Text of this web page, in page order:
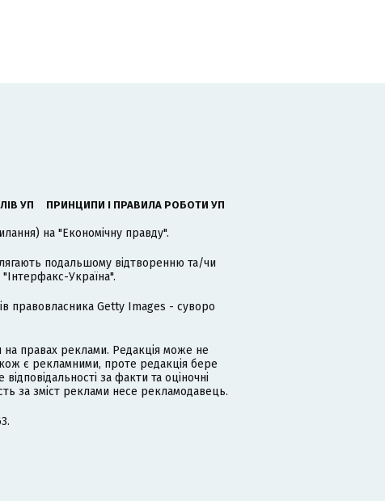
УП ПРИНЦИПИ І ПРАВИЛА РОБОТИ УП
на "Економічну правду".
подальшому відтворенню та/чи
Україна".
правовласника Getty Images - суворо
правах реклами. Редакція може не
є рекламними, проте редакція бере
за факти та оціночні
за зміст реклами несе рекламодавець.